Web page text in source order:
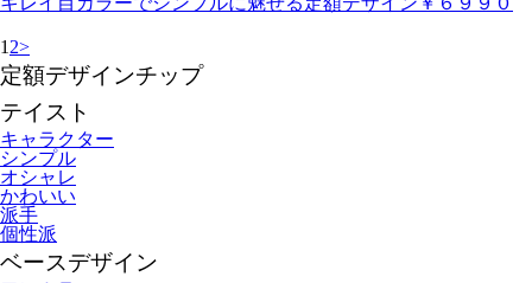
1 2>
定額デザインチップ
テイスト
キャラクター
シンプル
オシャレ
かわいい
派手
個性派
ベースデザイン